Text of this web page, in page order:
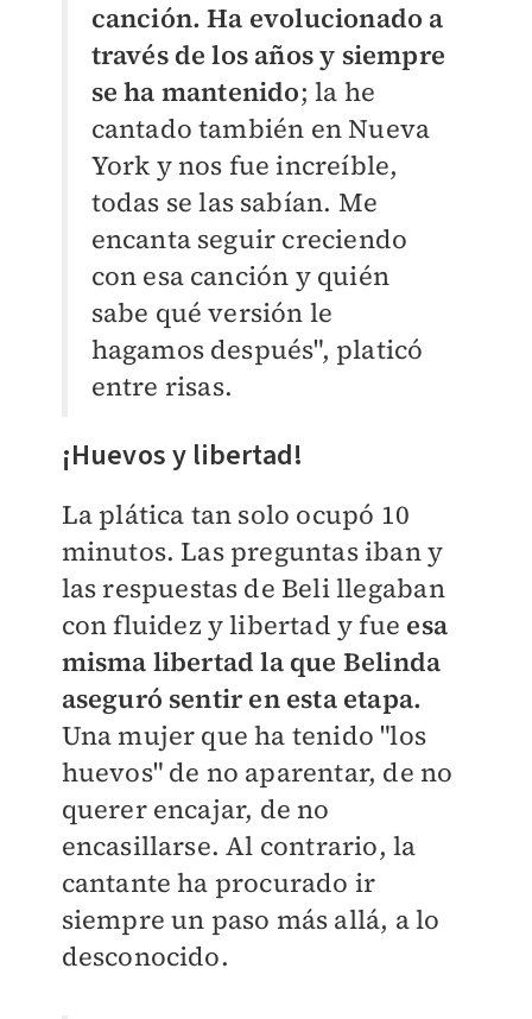
canción. Ha evolucionado a
través de los años y siempre
se ha mantenido; la he
cantado también en Nueva
York y nos fue increíble,
todas se las sabían. Me
encanta seguir creciendo
con esa canción y quién
sabe qué versión le
hagamos después", platicó
entre risas.
¡Huevos y libertad!
La plática tan solo ocupó 10
minutos. Las preguntas iban y
las respuestas de Beli llegaban
con fluidez y libertad y fue esa
misma libertad la que Belinda
aseguró sentir en esta etapa.
Una mujer que ha tenido "los
huevos" de no aparentar, de no
querer encajar, de no
encasillarse. Al contrario, la
cantante ha procurado ir
siempre un paso más allá, a lo
desconocido.